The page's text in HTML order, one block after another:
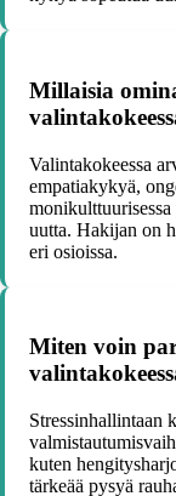
Millaisia
Valintakokeessa
empatiakykyä,
uutta. Hakijan on
eri osioissa.
Miten voin
Stressinhallintaan
kuten
tärkeää pysyä